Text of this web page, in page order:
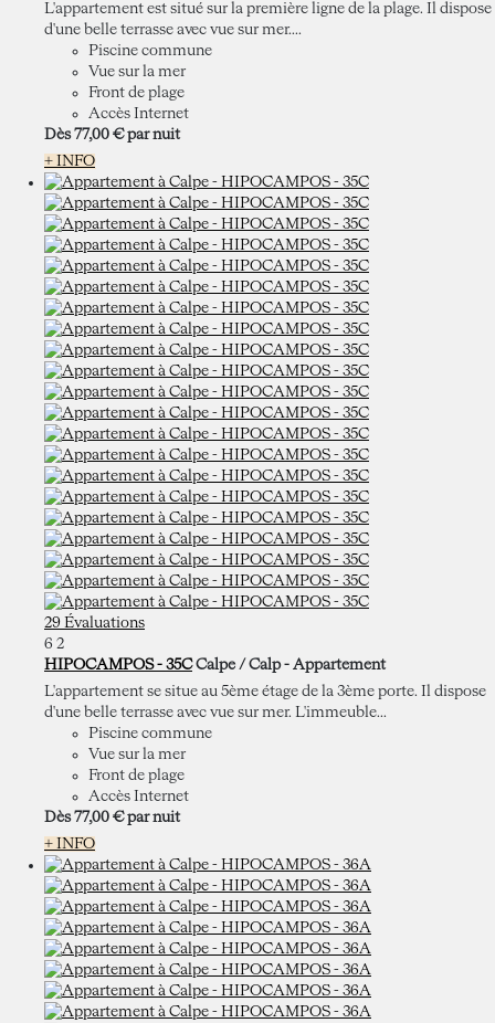
L'appartement est situé sur la première ligne de la plage. Il dispose
d'une belle terrasse avec vue sur mer....
Piscine commune
Vue sur la mer
Front de plage
Accès Internet
Dès 77,00 € par nuit
+ INFO
29 Évaluations
6 2
HIPOCAMPOS - 35C Calpe / Calp - Appartement
L'appartement se situe au 5ème étage de la 3ème porte. Il dispose
d'une belle terrasse avec vue sur mer. L'immeuble...
Piscine commune
Vue sur la mer
Front de plage
Accès Internet
Dès 77,00 € par nuit
+ INFO